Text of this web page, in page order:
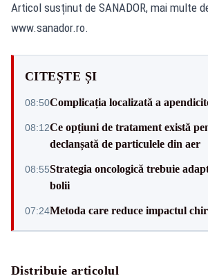
Articol susținut de SANADOR, mai multe
www.sanador.ro.
CITEȘTE ȘI
08:50Complicația localizată a
08:12Ce opțiuni de tratament există
declanșată de particulele din aer
08:55Strategia oncologică trebuie
bolii
07:24Metoda care reduce impactul
Distribuie articolul